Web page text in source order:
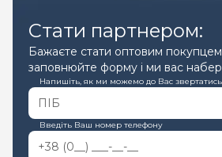
Стати партнером:
Бажаєте стати оптовим
заповнюйте форму і ми вас
Напишіть, як ми можемо до Вас звертатись
Введіть Ваш номер телефону